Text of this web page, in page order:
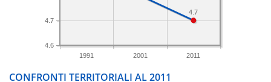
1991 2001 2011
4.6
4.7
4.7
CONFRONTI TERRITORIALI AL 2011